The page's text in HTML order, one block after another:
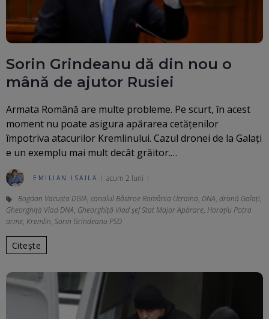
Sorin Grindeanu dă din nou o
mână de ajutor Rusiei
Armata Română are multe probleme. Pe scurt, în acest
moment nu poate asigura apărarea cetățenilor
împotriva atacurilor Kremlinului. Cazul dronei de la Galați
e un exemplu mai mult decât grăitor.…
EMILIAN ISAILĂ acum 2 luni
Bogdan Vacusta DGIA, canalul Bâstroe România Ucraina, DNA, dronă Galați,
Gheorghiță Vlad DNA, Gheorghiță Vlad șef Stat Major Apărare, Horațiu Potra
arme, Kremlin, Sorin Grindeanu PSD
Citește